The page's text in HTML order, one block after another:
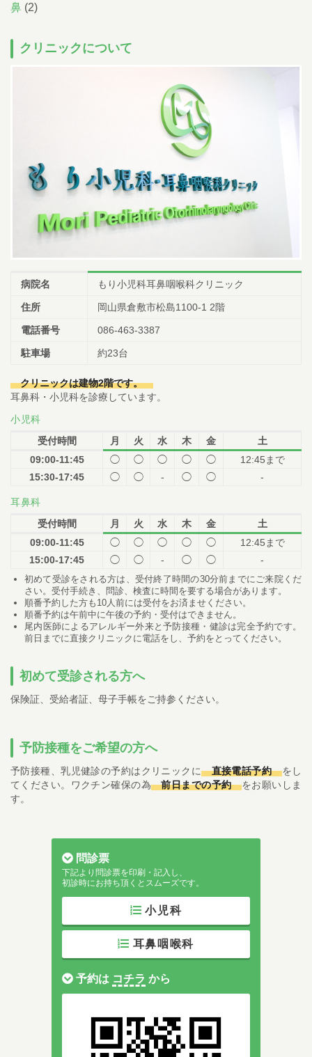
予約はこちら
鼻 (2)
クリニックについて
病院名 もり小児科耳鼻咽喉科クリニック
住所 岡山県倉敷市松島1100-1 2階
電話番号 086-463-3387
駐車場 約23台
クリニックは建物2階です。
耳鼻科・小児科を診療しています。
小児科
受付時間
月 火 水 木 金
土
09:00-11:45
◯ ◯ ◯ ◯ ◯
12:45まで
15:30-17:45
◯ ◯ - ◯ ◯ -
耳鼻科
受付時間
月 火 水 木 金
土
09:00-11:45
◯ ◯ ◯ ◯ ◯
12:45まで
15:00-17:45
◯ ◯ - ◯ ◯ -
初めて受診をされる方は、受付終了時間の30分前までにご来院くだ
さい。受付手続き、問診、検査に時間を要する場合があります。
順番予約した方も10人前には受付をお済ませください。
順番予約は午前中に午後の予約・受付はできません。
尾内医師によるアレルギー外来と予防接種・健診は完全予約です。
前日までに直接クリニックに電話をし、予約をとってください。
初めて受診される方へ
保険証、受給者証、母子手帳をご持参ください。
予防接種をご希望の方へ
予防接種、乳児健診の予約はクリニックに 直接電話予約
をし
てください。ワクチン確保の為
前日までの予約
をお願いしま
す。
問診票
下記より問診票を印刷・記入し、
初診時にお持ち頂くとスムーズです。
小児科
耳鼻咽喉科
予約は コチラ から